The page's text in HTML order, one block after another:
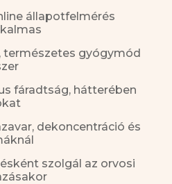
állapotfelmérés
természetes gyógymód
fáradtság, hátterében
dekoncentráció és
szolgál az orvosi